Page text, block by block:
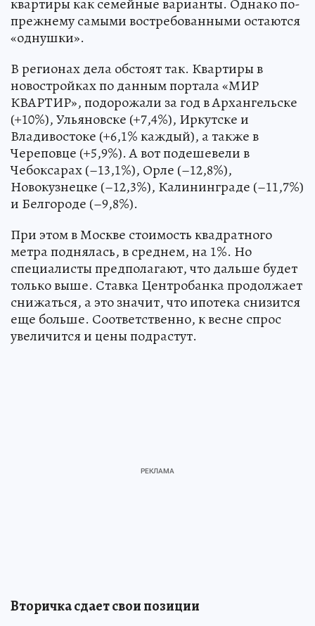
прежнему самыми востребованными остаются
«однушки».
В регионах дела обстоят так. Квартиры в
новостройках по данным портала «МИР
КВАРТИР», подорожали за год в Архангельске
(+10%), Ульяновске (+7,4%), Иркутске и
Владивостоке (+6,1% каждый), а также в
Череповце (+5,9%). А вот подешевели в
Чебоксарах (–13,1%), Орле (–12,8%),
Новокузнецке (–12,3%), Калининграде (–11,7%)
и Белгороде (–9,8%).
При этом в Москве стоимость квадратного
метра поднялась, в среднем, на 1%. Но
специалисты предполагают, что дальше будет
только выше. Ставка Центробанка продолжает
снижаться, а это значит, что ипотека снизится
еще больше. Соответственно, к весне спрос
увеличится и цены подрастут.
Вторичка сдает свои позиции